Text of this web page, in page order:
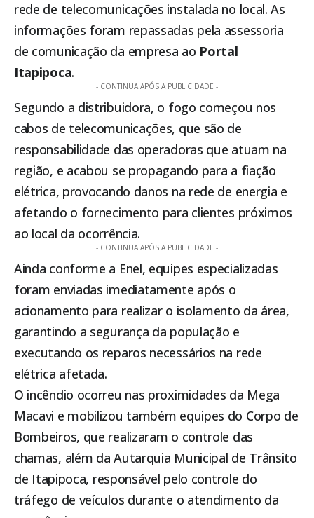
rede de telecomunicações instalada no local. As
informações foram repassadas pela assessoria
de comunicação da empresa ao Portal
Itapipoca.
- CONTINUA APÓS A PUBLICIDADE -
Segundo a distribuidora, o fogo começou nos
cabos de telecomunicações, que são de
responsabilidade das operadoras que atuam na
região, e acabou se propagando para a fiação
elétrica, provocando danos na rede de energia e
afetando o fornecimento para clientes próximos
ao local da ocorrência.
- CONTINUA APÓS A PUBLICIDADE -
Ainda conforme a Enel, equipes especializadas
foram enviadas imediatamente após o
acionamento para realizar o isolamento da área,
garantindo a segurança da população e
executando os reparos necessários na rede
elétrica afetada.
O incêndio ocorreu nas proximidades da Mega
Macavi e mobilizou também equipes do Corpo de
Bombeiros, que realizaram o controle das
chamas, além da Autarquia Municipal de Trânsito
de Itapipoca, responsável pelo controle do
tráfego de veículos durante o atendimento da